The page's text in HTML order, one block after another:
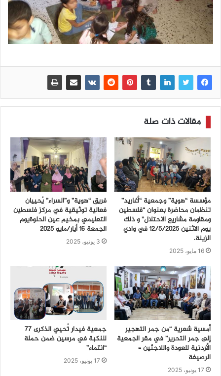
مقالات ذات صلة
مؤسسة “هوية” وجمعية “أغاريد”
تنظمان محاضرة بعنوان “فلسطين
ومقاومة مشاريع الاحتلال” و ذلك
يوم الاثنين 12/5/2025 في وادي
الزينة.
16 مايو، 2025
فريق “هوية” و”السراء” يُحييان
فعالية توثيقية في مركز فلسطين
التعليمي بمخيم عين الحلوةيوم
الجمعة 16 أيار/مايو 2025
3 يونيو، 2025
أمسية شعرية “من جمر التهجير
إلى جمر التحرير” في مقر الجمعية
الأردنية للعودة واللاجئين –
الرصيفة
17 يونيو، 2025
جمعية فيدار تُحيي الذكرى 77
للنكبة في مرسين ضمن حملة
“انتماء”
17 يونيو، 2025